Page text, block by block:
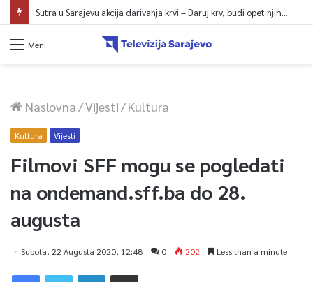
Sutra u Sarajevu akcija darivanja krvi – Daruj krv, budi opet njihov heroj
Meni
Naslovna/Vijesti/Kultura
Kultura Vijesti
Filmovi SFF mogu se pogledati
na ondemand.sff.ba do 28.
augusta
Subota, 22 Augusta 2020, 12:48 0 202 Less than a minute